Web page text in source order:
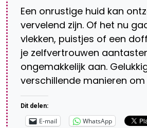
Een onrustige huid kan
vervelend zijn. Of het nu
vlekken, puistjes of een
je zelfvertrouwen
ongemakkelijk aan.
verschillende manieren om
Dit delen:
E-mail WhatsApp